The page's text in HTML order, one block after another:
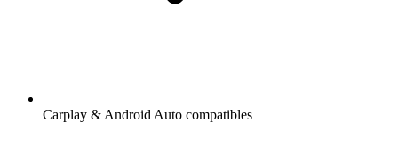
Carplay & Android Auto compatibles